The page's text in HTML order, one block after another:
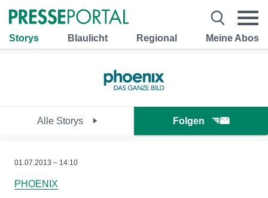
Storys Blaulicht Regional Meine Abos
Alle Storys Folgen
01.07.2013 – 14:10
PHOENIX